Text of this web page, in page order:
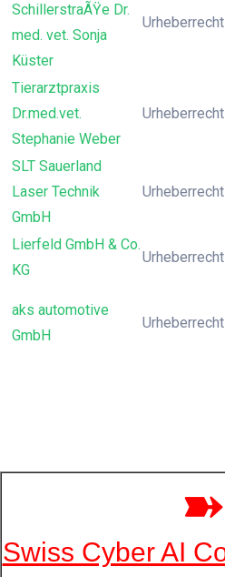
SchillerstraÃŸe Dr.
med. vet. Sonja
Küster
Urheberrecht
Tierarztpraxis
Dr.med.vet.
Stephanie Weber
Urheberrecht
SLT Sauerland
Laser Technik
GmbH
Urheberrecht
Lierfeld GmbH & Co.
KG
Urheberrecht
aks automotive
GmbH
Urheberrecht